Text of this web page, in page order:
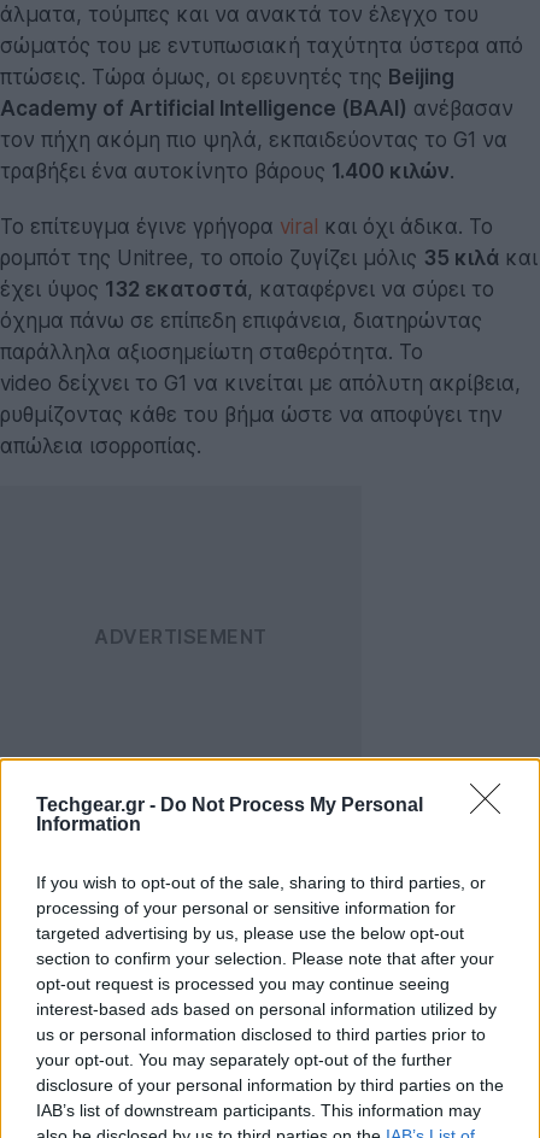
Techgear.gr - Do Not Process My Personal
Information
If you wish to opt-out of the sale, sharing to third parties, or
processing of your personal or sensitive information for
targeted advertising by us, please use the below opt-out
section to confirm your selection. Please note that after your
opt-out request is processed you may continue seeing
interest-based ads based on personal information utilized by
us or personal information disclosed to third parties prior to
your opt-out. You may separately opt-out of the further
disclosure of your personal information by third parties on the
IAB’s list of downstream participants. This information may
άλματα, τούμπες και να ανακτά τον έλεγχο του
σώματός του με εντυπωσιακή ταχύτητα ύστερα από
πτώσεις. Τώρα όμως, οι ερευνητές της Beijing
Academy of Artificial Intelligence (BAAI) ανέβασαν
τον πήχη ακόμη πιο ψηλά, εκπαιδεύοντας το G1 να
τραβήξει ένα αυτοκίνητο βάρους 1.400 κιλών.
Το επίτευγμα έγινε γρήγορα viral και όχι άδικα. Το
ρομπότ της Unitree, το οποίο ζυγίζει μόλις 35 κιλά και
έχει ύψος 132 εκατοστά, καταφέρνει να σύρει το
όχημα πάνω σε επίπεδη επιφάνεια, διατηρώντας
παράλληλα αξιοσημείωτη σταθερότητα. Το
video δείχνει το G1 να κινείται με απόλυτη ακρίβεια,
ρυθμίζοντας κάθε του βήμα ώστε να αποφύγει την
απώλεια ισορροπίας.
Φυσικά, από τεχνικής άποψης, η δύναμη που
απαιτείται για να μετακινηθεί το αυτοκίνητο σε μια
αντίσταση λόγω τριβής και κύλισης είναι
περιορισμένη. Όμως αυτό που κάνει το επίτευγμα
εντυπωσιακό δεν είναι τόσο η δύναμη του G1, όσο η
ικανότητά του ναπαραμένει σταθερό και να
προσαρμόζει το βάρος τουμε ακρίβεια χιλιοστού,
ακόμη και καθώς το όχημα κινείται.
Στο video, το ρομπότ λειτουργεί αυτόνομα, χωρίς